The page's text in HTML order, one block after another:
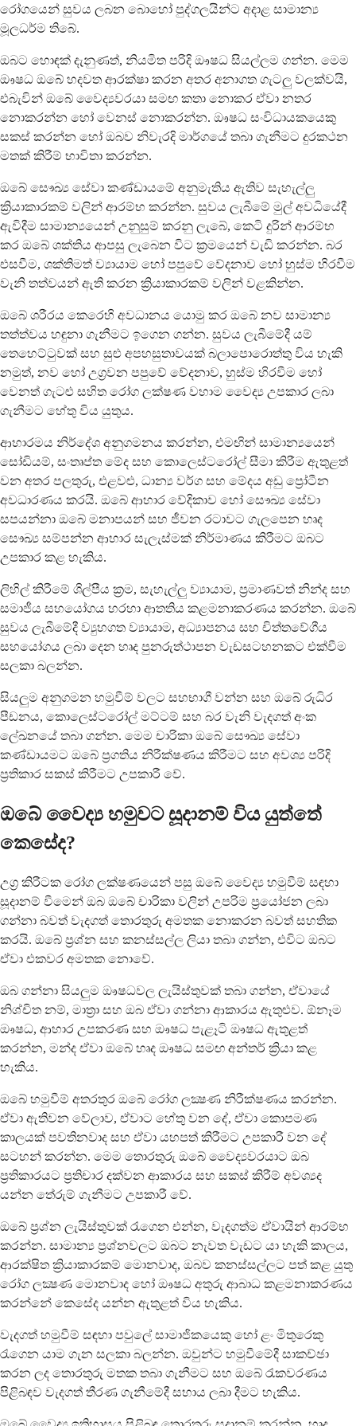
රෝගයෙන් සුවය ලබන බොහෝ පුද්ගලයින්ට අදාළ සාමාන්‍ය
මූලධර්ම තිබේ.
ඔබට හොඳක් දැනුණත්, නියමිත පරිදි ඖෂධ සියල්ලම ගන්න. මෙම
ඖෂධ ඔබේ හදවත ආරක්ෂා කරන අතර අනාගත ගැටලු වලක්වයි,
එබැවින් ඔබේ වෛද්‍යවරයා සමඟ කතා නොකර ඒවා නතර
නොකරන්න හෝ වෙනස් නොකරන්න. ඖෂධ සංවිධායකයෙකු
සකස් කරන්න හෝ ඔබව නිවැරදි මාර්ගයේ තබා ගැනීමට දුරකථන
මතක් කිරීම් භාවිතා කරන්න.
ඔබේ සෞඛ්‍ය සේවා කණ්ඩායමේ අනුමැතිය ඇතිව සැහැල්ලු
ක්‍රියාකාරකම් වලින් ආරම්භ කරන්න. සුවය ලැබීමේ මුල් අවධියේදී
ඇවිදීම සාමාන්‍යයෙන් උනුසුම් කරනු ලැබේ, කෙටි දුරින් ආරම්භ
කර ඔබේ ශක්තිය ආපසු ලැබෙන විට ක්‍රමයෙන් වැඩි කරන්න. බර
එසවීම, ශක්තිමත් ව්‍යායාම හෝ පපුවේ වේදනාව හෝ හුස්ම හිරවීම
වැනි තත්වයන් ඇති කරන ක්‍රියාකාරකම් වලින් වළකින්න.
ඔබේ ශරීරය කෙරෙහි අවධානය යොමු කර ඔබේ නව සාමාන්‍ය
තත්ත්වය හඳුනා ගැනීමට ඉගෙන ගන්න. සුවය ලැබීමේදී යම්
තෙහෙට්ටුවක් සහ සුළු අපහසුතාවයක් බලාපොරොත්තු විය හැකි
නමුත්, නව හෝ උග්‍රවන පපුවේ වේදනාව, හුස්ම හිරවීම හෝ
වෙනත් ගැටළු සහිත රෝග ලක්ෂණ වහාම වෛද්‍ය උපකාර ලබා
ගැනීමට හේතු විය යුතුය.
ආහාරමය නිර්දේශ අනුගමනය කරන්න, එමඟින් සාමාන්‍යයෙන්
සෝඩියම්, සංතෘප්ත මේද සහ කොලෙස්ටරෝල් සීමා කිරීම ඇතුළත්
වන අතර පලතුරු, එළවළු, ධාන්‍ය වර්ග සහ මේදය අඩු ප්‍රෝටීන
අවධාරණය කරයි. ඔබේ ආහාර වේදිකාව හෝ සෞඛ්‍ය සේවා
සපයන්නා ඔබේ මනාපයන් සහ ජීවන රටාවට ගැලපෙන හෘද
සෞඛ්‍ය සම්පන්න ආහාර සැලැස්මක් නිර්මාණය කිරීමට ඔබට
උපකාර කළ හැකිය.
ලිහිල් කිරීමේ ශිල්පීය ක්‍රම, සැහැල්ලු ව්‍යායාම, ප්‍රමාණවත් නින්ද සහ
සමාජීය සහයෝගය හරහා ආතතිය කළමනාකරණය කරන්න. ඔබේ
සුවය ලැබීමේදී ව්‍යුහගත ව්‍යායාම, අධ්‍යාපනය සහ චිත්තවේගීය
සහයෝගය ලබා දෙන හෘද පුනරුත්ථාපන වැඩසටහනකට එක්වීම
සලකා බලන්න.
සියලුම අනුගමන හමුවීම් වලට සහභාගී වන්න සහ ඔබේ රුධිර
පීඩනය, කොලෙස්ටරෝල් මට්ටම් සහ බර වැනි වැදගත් අංක
ලේඛනයේ තබා ගන්න. මෙම චාරිකා ඔබේ සෞඛ්‍ය සේවා
කණ්ඩායමට ඔබේ ප්‍රගතිය නිරීක්ෂණය කිරීමට සහ අවශ්‍ය පරිදි
ප්‍රතිකාර සකස් කිරීමට උපකාරී වේ.
ඔබේ වෛද්‍ය හමුවට සූදානම් විය යුත්තේ
කෙසේද?
උග්‍ර කිරීටක රෝග ලක්ෂණයෙන් පසු ඔබේ වෛද්‍ය හමුවීම් සඳහා
සූදානම් වීමෙන් ඔබ ඔබේ චාරිකා වලින් උපරිම ප්‍රයෝජන ලබා
ගන්නා බවත් වැදගත් තොරතුරු අමතක නොකරන බවත් සහතික
කරයි. ඔබේ ප්‍රශ්න සහ කනස්සල්ල ලියා තබා ගන්න, එවිට ඔබට
ඒවා එකවර අමතක නොවේ.
ඔබ ගන්නා සියලුම ඖෂධවල ලැයිස්තුවක් තබා ගන්න, ඒවායේ
නිශ්චිත නම්, මාත්‍රා සහ ඔබ ඒවා ගන්නා ආකාරය ඇතුළුව. ඕනෑම
ඖෂධ, ආහාර උපකරණ සහ ඖෂධ පැළෑටි ඖෂධ ඇතුළත්
කරන්න, මන්ද ඒවා ඔබේ හෘද ඖෂධ සමඟ අන්තර් ක්‍රියා කළ
හැකිය.
ඔබේ හමුවීම් අතරතුර ඔබේ රෝග ලක්‍ෂණ නිරීක්ෂණය කරන්න.
ඒවා ඇතිවන වේලාව, ඒවාට හේතු වන දේ, ඒවා කොපමණ
කාලයක් පවතිනවාද සහ ඒවා යහපත් කිරීමට උපකාරී වන දේ
සටහන් කරන්න. මෙම තොරතුරු ඔබේ වෛද්‍යවරයාට ඔබ
ප්‍රතිකාරයට ප්‍රතිචාර දක්වන ආකාරය සහ සකස් කිරීම් අවශ්‍යද
යන්න තේරුම් ගැනීමට උපකාරී වේ.
ඔබේ ප්‍රශ්න ලැයිස්තුවක් රැගෙන එන්න, වැදගත්ම ඒවායින් ආරම්භ
කරන්න. සාමාන්‍ය ප්‍රශ්නවලට ඔබට නැවත වැඩට යා හැකි කාලය,
ආරක්ෂිත ක්‍රියාකාරකම් මොනවාද, ඔබව කනස්සල්ලට පත් කළ යුතු
රෝග ලක්‍ෂණ මොනවාද හෝ ඖෂධ අතුරු ආබාධ කළමනාකරණය
කරන්නේ කෙසේද යන්න ඇතුළත් විය හැකිය.
වැදගත් හමුවීම් සඳහා පවුලේ සාමාජිකයෙකු හෝ ළං මිතුරෙකු
රැගෙන යාම ගැන සලකා බලන්න. ඔවුන්ට හමුවීමේදී සාකච්ඡා
කරන ලද තොරතුරු මතක තබා ගැනීමට සහ ඔබේ රැකවරණය
පිළිබඳව වැදගත් තීරණ ගැනීමේදී සහාය ලබා දීමට හැකිය.